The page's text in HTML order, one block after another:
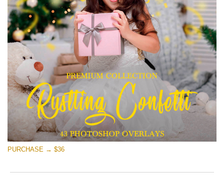
PURCHASE → $36